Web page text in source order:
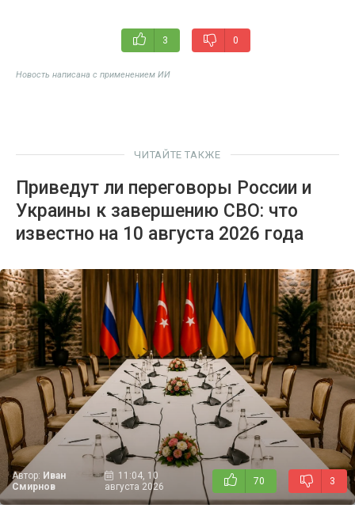
3 0
Новость написана с применением ИИ
ЧИТАЙТЕ ТАКЖЕ
Приведут ли переговоры России и
Украины к завершению СВО: что
известно на 10 августа 2026 года
Автор: Иван
Смирнов
11:04, 10
августа 2026
70 3